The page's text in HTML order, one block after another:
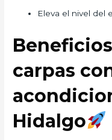
Eleva el nivel del
carpas
Hidalgo